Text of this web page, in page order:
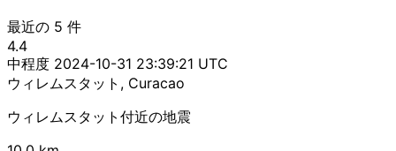
最近の 5 件
4.4
中程度 2024-10-31 23:39:21 UTC
ウィレムスタット, Curacao
ウィレムスタット付近の地震